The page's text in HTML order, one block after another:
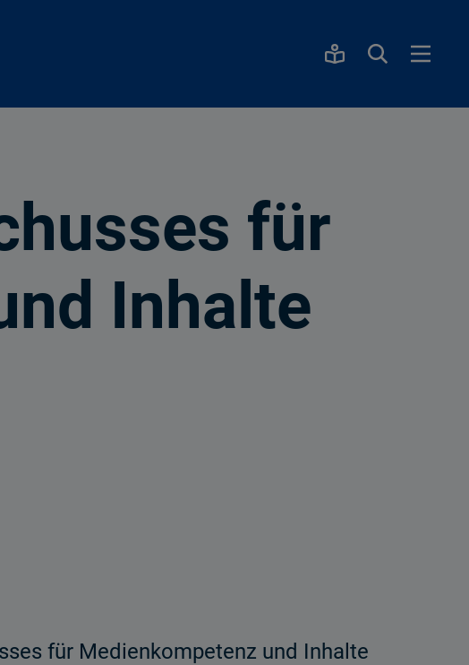
für
Inhalte
für Medienkompetenz und Inhalte